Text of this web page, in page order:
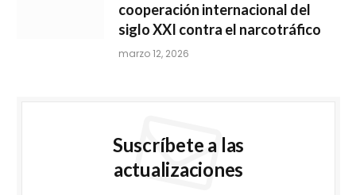
cooperación internacional del
siglo XXI contra el narcotráfico
marzo 12, 2026
Suscríbete a las
actualizaciones